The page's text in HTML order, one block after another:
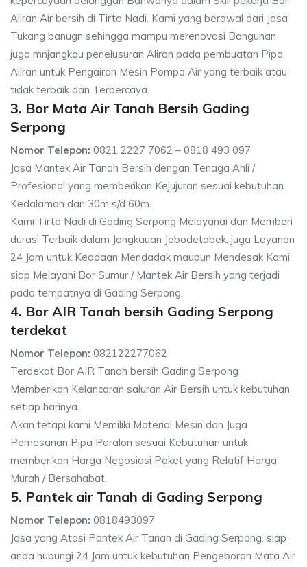
Aliran Air bersih di Tirta Nadi. Kami yang berawal dari Jasa
Tukang banugn sehingga mampu merenovasi Bangunan
juga mnjangkau penelusuran Aliran pada pembuatan Pipa
Aliran untuk Pengairan Mesin Pompa Air yang terbaik atau
tidak terbaik dan Terpercaya.
3. Bor Mata Air Tanah Bersih Gading
Serpong
Nomor Telepon: 0821 2227 7062 – 0818 493 097
Jasa Mantek Air Tanah Bersih dengan Tenaga Ahli /
Profesional yang memberikan Kejujuran sesuai kebutuhan
Kedalaman dari 30m s/d 60m.
Kami Tirta Nadi di Gading Serpong Melayanai dan Memberi
durasi Terbaik dalam Jangkauan Jabodetabek, juga Layanan
24 Jam untuk Keadaan Mendadak maupun Mendesak Kami
siap Melayani Bor Sumur / Mantek Air Bersih yang terjadi
pada tempatnya di Gading Serpong.
4. Bor AIR Tanah bersih Gading Serpong
terdekat
Nomor Telepon: 082122277062
Terdekat Bor AIR Tanah bersih Gading Serpong
Memberikan Kelancaran saluran Air Bersih untuk kebutuhan
setiap harinya.
Akan tetapi kami Memiliki Material Mesin dan Juga
Pemesanan Pipa Paralon sesuai Kebutuhan untuk
memberikan Harga Negosiasi Paket yang Relatif Harga
Murah / Bersahabat.
5. Pantek air Tanah di Gading Serpong
Nomor Telepon: 0818493097
Jasa yang Atasi Pantek Air Tanah di Gading Serpong, siap
anda hubungi 24 Jam untuk kebutuhan Pengeboran Mata Air